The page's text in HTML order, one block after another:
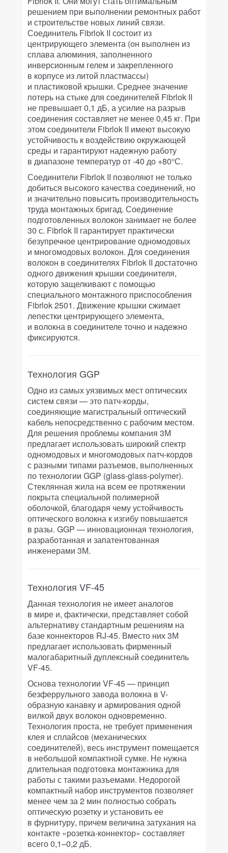
решением при выполнении ремонтных работ
и строительстве новых линий связи.
Соединитель Fibrlok II состоит из
центрирующего элемента (он выполнен из
сплава алюминия, заполненного
инверсионным гелем и закрепленного
в корпусе из литой пластмассы)
и пластиковой крышки. Среднее значение
потерь на стыке для соединителей Fibrlok II
не превышает 0,1 дБ, а усилие на разрыв
соединения составляет не менее 0,45 кг. При
этом соединители Fibrlok II имеют высокую
устойчивость к воздействию окружающей
среды и гарантируют надежную работу
в диапазоне температур от -40 до +80°С.
Соединители Fibrlok II позволяют не только
добиться высокого качества соединений, но
и значительно повысить производительность
труда монтажных бригад. Соединение
подготовленных волокон занимает не более
30 с. Fibrlok II гарантирует практически
безупречное центрирование одномодовых
и многомодовых волокон. Для соединения
волокон в соединителях Fibrlok II достаточно
одного движения крышки соединителя,
которую защелкивают с помощью
специального монтажного приспособления
Fibrlok 2501. Движение крышки сжимает
лепестки центрирующего элемента,
и волокна в соединителе точно и надежно
фиксируются.
Технология GGP
Одно из самых уязвимых мест оптических
систем связи — это патч-корды,
соединяющие магистральный оптический
кабель непосредственно с рабочим местом.
Для решения проблемы компания 3М
предлагает использовать широкий спектр
одномодовых и многомодовых патч-кордов
с разными типами разъемов, выполненных
по технологии GGP (glass-glass-polymer).
Стеклянная жила на всем ее протяжении
покрыта специальной полимерной
оболочкой, благодаря чему устойчивость
оптического волокна к изгибу повышается
в разы. GGP — инновационная технология,
разработанная и запатентованная
инженерами 3М.
Технология VF-45
Данная технология не имеет аналогов
в мире и, фактически, представляет собой
альтернативу стандартным решениям на
базе коннекторов RJ-45. Вместо них 3М
предлагает использовать фирменный
малогабаритный дуплексный соединитель
VF-45.
Основа технологии VF-45 — принцип
безферрульного завода волокна в V-
образную канавку и армирования одной
вилкой двух волокон одновременно.
Технология проста, не требует применения
клея и сплайсов (механических
соединителей), весь инструмент помещается
в небольшой компактной сумке. Не нужна
длительная подготовка монтажника для
работы с такими разъемами. Недорогой
компактный набор инструментов позволяет
менее чем за 2 мин полностью собрать
оптическую розетку и установить ее
в фурнитуру, причем величина затухания на
контакте «розетка-коннектор» составляет
всего 0,1–0,2 дБ.